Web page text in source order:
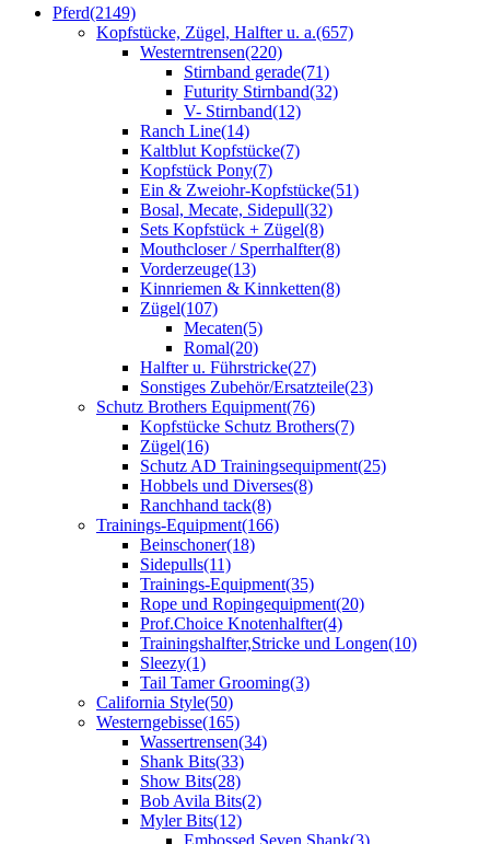
Pferd(2149)
Kopfstücke, Zügel, Halfter u. a.(657)
Westerntrensen(220)
Stirnband gerade(71)
Futurity Stirnband(32)
V- Stirnband(12)
Ranch Line(14)
Kaltblut Kopfstücke(7)
Kopfstück Pony(7)
Ein & Zweiohr-Kopfstücke(51)
Bosal, Mecate, Sidepull(32)
Sets Kopfstück + Zügel(8)
Mouthcloser / Sperrhalfter(8)
Vorderzeuge(13)
Kinnriemen & Kinnketten(8)
Zügel(107)
Mecaten(5)
Romal(20)
Halfter u. Führstricke(27)
Sonstiges Zubehör/Ersatzteile(23)
Schutz Brothers Equipment(76)
Kopfstücke Schutz Brothers(7)
Zügel(16)
Schutz AD Trainingsequipment(25)
Hobbels und Diverses(8)
Ranchhand tack(8)
Trainings-Equipment(166)
Beinschoner(18)
Sidepulls(11)
Trainings-Equipment(35)
Rope und Ropingequipment(20)
Prof.Choice Knotenhalfter(4)
Trainingshalfter,Stricke und Longen(10)
Sleezy(1)
Tail Tamer Grooming(3)
California Style(50)
Westerngebisse(165)
Wassertrensen(34)
Shank Bits(33)
Show Bits(28)
Bob Avila Bits(2)
Myler Bits(12)